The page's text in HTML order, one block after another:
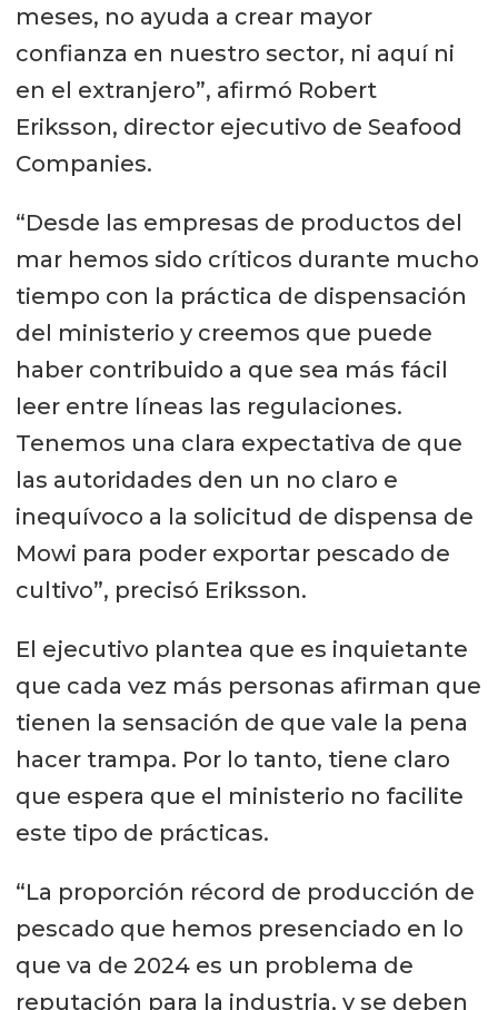
meses, no ayuda a crear mayor
confianza en nuestro sector, ni aquí ni
en el extranjero”, afirmó Robert
Eriksson, director ejecutivo de Seafood
Companies.
“Desde las empresas de productos del
mar hemos sido críticos durante mucho
tiempo con la práctica de dispensación
del ministerio y creemos que puede
haber contribuido a que sea más fácil
leer entre líneas las regulaciones.
Tenemos una clara expectativa de que
las autoridades den un no claro e
inequívoco a la solicitud de dispensa de
Mowi para poder exportar pescado de
cultivo”, precisó Eriksson.
El ejecutivo plantea que es inquietante
que cada vez más personas afirman que
tienen la sensación de que vale la pena
hacer trampa. Por lo tanto, tiene claro
que espera que el ministerio no facilite
este tipo de prácticas.
“La proporción récord de producción de
pescado que hemos presenciado en lo
que va de 2024 es un problema de
reputación para la industria, y se deben